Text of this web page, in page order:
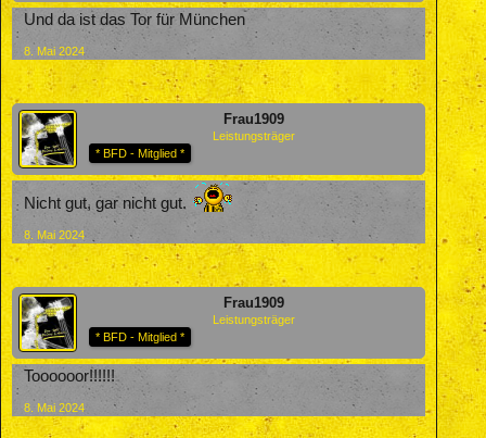
Und da ist das Tor für München
8. Mai 2024
Frau1909
Leistungsträger
* BFD - Mitglied *
Nicht gut, gar nicht gut.
8. Mai 2024
Frau1909
Leistungsträger
* BFD - Mitglied *
Toooooor!!!!!!
8. Mai 2024